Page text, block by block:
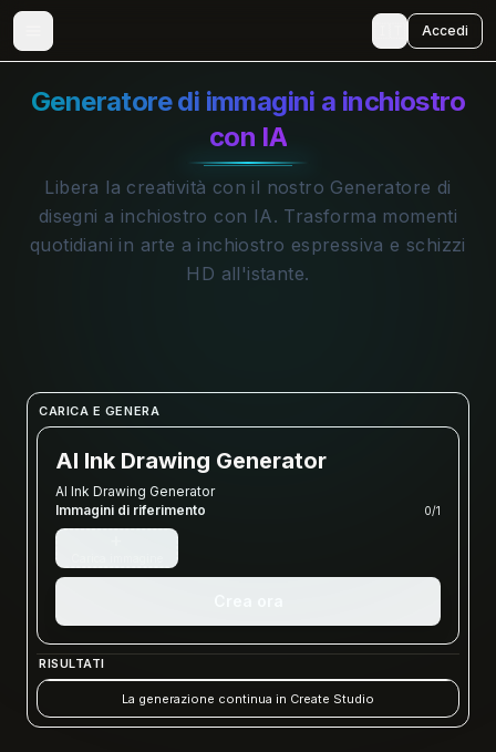
Accedi
Generatore di immagini a inchiostro
con IA
Libera la creatività con il nostro Generatore di
disegni a inchiostro con IA. Trasforma momenti
quotidiani in arte a inchiostro espressiva e schizzi
HD all'istante.
CARICA E GENERA
AI Ink Drawing Generator
AI Ink Drawing Generator
Immagini di riferimento
0/1
RISULTATI
La generazione continua in Create Studio